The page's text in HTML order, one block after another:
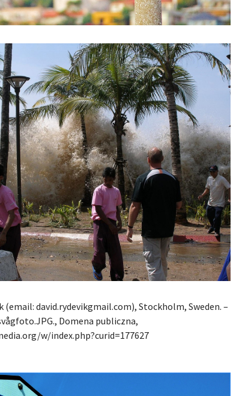
(email: david.rydevikgmail.com), Stockholm, Sweden. –
Domena publiczna,
w/index.php?curid=177627